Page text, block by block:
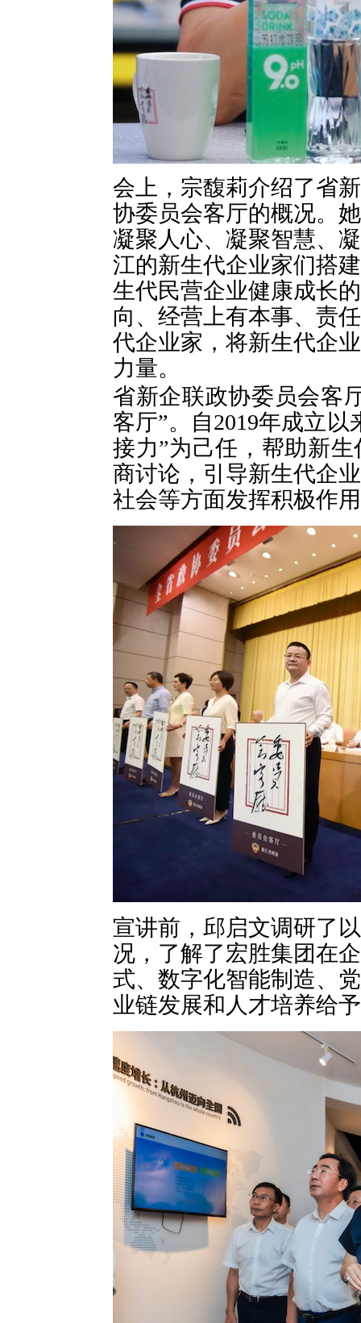
会上，宗馥莉介绍了省
协委员会客厅的概况。
凝聚人心、凝聚智慧、
江的新生代企业家们搭
生代民营企业健康成长
向、经营上有本事、责
代企业家，将新生代企
力量。
省新企联政协委员会客
客厅”。自2019年成立以
接力”为己任，帮助新
商讨论，引导新生代企
社会等方面发挥积极作
宣讲前，邱启文调研了
况，了解了宏胜集团在
式、数字化智能制造、
业链发展和人才培养给